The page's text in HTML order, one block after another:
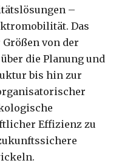
–
Das
von der
die Planung und
bis hin zur
Effizienz zu